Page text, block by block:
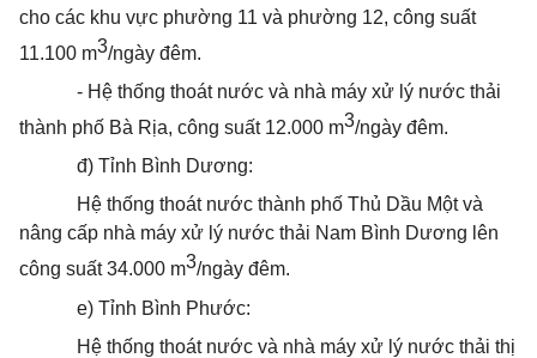
cho các khu vực phường 11 và phường 12, công suất
11.100 m3/ngày đêm.
- Hệ thống thoátnước và nhà máy xử lý nước thải
thành phố Bà Rịa, công suất 12.000 m3/ngày đêm.
đ) Tỉnh Bình Dương:
Hệ thống thoátnước thành phố Thủ Dầu Một và
nâng cấp nhà máy xử lý nước thải Nam Bình Dương lên
công suất 34.000 m3/ngày đêm.
e) Tỉnh Bình Phước:
Hệ thống thoátnước và nhà máy xử lý nước thải thị